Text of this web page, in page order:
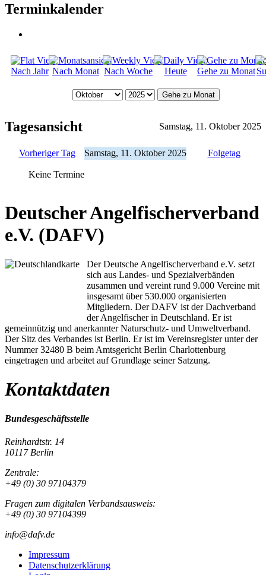
Terminkalender
Nach Jahr Nach Monat Nach Woche Heute Gehe zu Monat
Gehe zu Monat
Tagesansicht Samstag, 11. Oktober 2025
Vorheriger Tag Samstag, 11. Oktober 2025 Folgetag
Keine Termine
Deutscher Angelfischerverband
e.V. (DAFV)
Der Deutsche Angelfischerverband e.V. setzt
sich aus Landes- und Spezialverbänden
zusammen und vereint rund 9.000 Vereine mit
insgesamt über 530.000 organisierten
Mitgliedern. Der DAFV ist der Dachverband
der Angelfischer in Deutschland. Er ist
gemeinnützig und anerkannter Naturschutz- und Umweltverband.
Der Sitz des Verbandes ist Berlin. Er ist im Vereinsregister unter der
Nummer 32480 B beim Amtsgericht Berlin Charlottenburg
eingetragen und arbeitet auf Grundlage seiner Satzung.
Kontaktdaten
Bundesgeschäftsstelle
Reinhardtstr. 14
10117 Berlin
Zentrale:
+49 (0) 30 97104379
Fragen zum digitalen Verbandsausweis:
+49 (0) 30 97104399
info@dafv.de
Impressum
Datenschutzerklärung